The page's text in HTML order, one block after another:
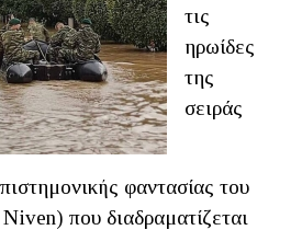
τις
ηρωίδες
της
σειράς
φαντασίας του
που διαδραματίζεται